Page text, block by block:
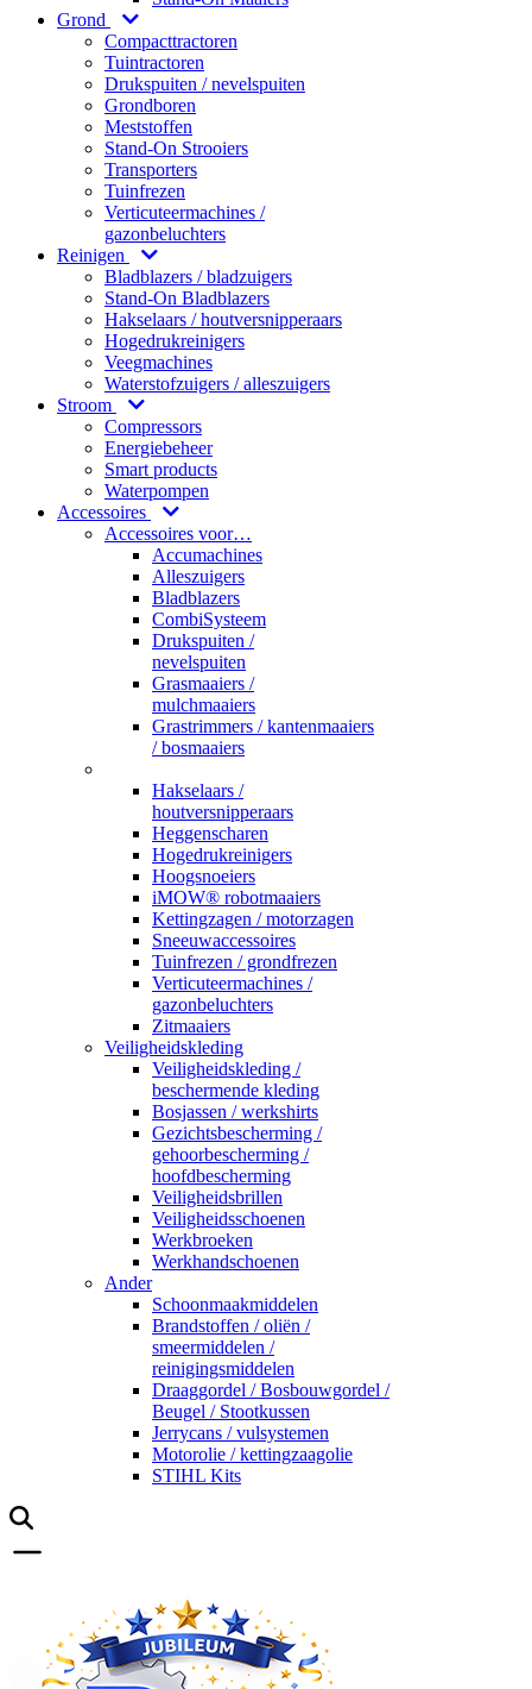
Grond
Compacttractoren
Tuintractoren
Drukspuiten / nevelspuiten
Grondboren
Meststoffen
Stand-On Strooiers
Transporters
Tuinfrezen
Verticuteermachines /
gazonbeluchters
Reinigen
Bladblazers / bladzuigers
Stand-On Bladblazers
Hakselaars / houtversnipperaars
Hogedrukreinigers
Veegmachines
Waterstofzuigers / alleszuigers
Stroom
Compressors
Energiebeheer
Smart products
Waterpompen
Accessoires
Accessoires voor…
Accumachines
Alleszuigers
Bladblazers
CombiSysteem
Drukspuiten /
nevelspuiten
Grasmaaiers /
mulchmaaiers
Grastrimmers / kantenmaaiers
/ bosmaaiers
Hakselaars /
houtversnipperaars
Heggenscharen
Hogedrukreinigers
Hoogsnoeiers
iMOW® robotmaaiers
Kettingzagen / motorzagen
Sneeuwaccessoires
Tuinfrezen / grondfrezen
Verticuteermachines /
gazonbeluchters
Zitmaaiers
Veiligheidskleding
Veiligheidskleding /
beschermende kleding
Bosjassen / werkshirts
Gezichtsbescherming /
gehoorbescherming /
hoofdbescherming
Veiligheidsbrillen
Veiligheidsschoenen
Werkbroeken
Werkhandschoenen
Ander
Schoonmaakmiddelen
Brandstoffen / oliën /
smeermiddelen /
reinigingsmiddelen
Draaggordel / Bosbouwgordel /
Beugel / Stootkussen
Jerrycans / vulsystemen
Motorolie / kettingzaagolie
STIHL Kits